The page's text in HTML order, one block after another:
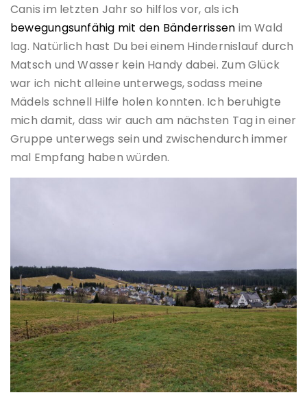
Canis im letzten Jahr so hilflos vor, als ich
bewegungsunfähig mit den Bänderrissen im Wald
lag. Natürlich hast Du bei einem Hindernislauf durch
Matsch und Wasser kein Handy dabei. Zum Glück
war ich nicht alleine unterwegs, sodass meine
Mädels schnell Hilfe holen konnten. Ich beruhigte
mich damit, dass wir auch am nächsten Tag in einer
Gruppe unterwegs sein und zwischendurch immer
mal Empfang haben würden.